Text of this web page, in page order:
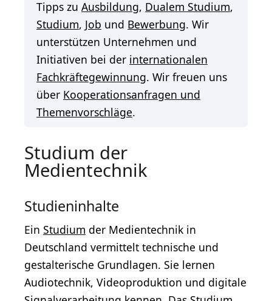
Tipps zu Ausbildung, Dualem Studium,
Studium, Job und Bewerbung. Wir
unterstützen Unternehmen und
Initiativen bei der internationalen
Fachkräftegewinnung. Wir freuen uns
über Kooperationsanfragen und
Themenvorschläge.
Studium der
Medientechnik
Studieninhalte
Ein Studium der Medientechnik in
Deutschland vermittelt technische und
gestalterische Grundlagen. Sie lernen
Audiotechnik, Videoproduktion und digitale